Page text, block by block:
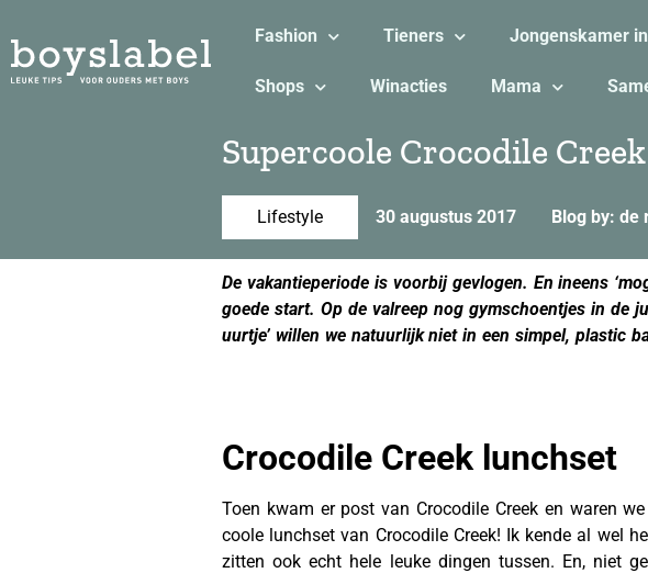
Fashion Tieners Jongenskamer
Shops Winacties Mama
Supercoole Crocodile
Lifestyle 30 augustus 2017 Blog by: de
De vakantieperiode is voorbij gevlogen. En ineens
goede start. Op de valreep nog gymschoentjes in de
uurtje’ willen we natuurlijk niet in een simpel, plastic
Crocodile Creek lunchset
Toen kwam er post van Crocodile Creek en waren
coole lunchset van Crocodile Creek! Ik kende al wel
zitten ook echt hele leuke dingen tussen. En, niet